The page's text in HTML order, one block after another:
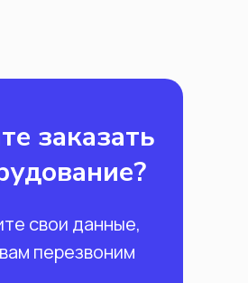
заказать
свои данные,
перезвоним